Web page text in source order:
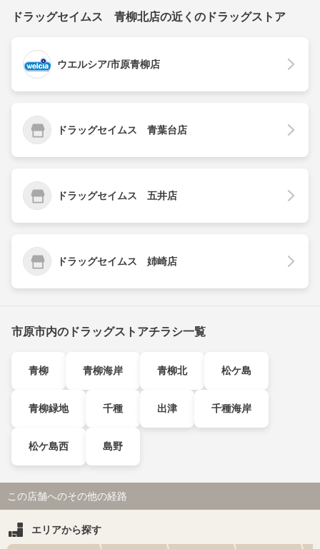
ドラッグセイムス 青柳北店の近くのドラッグストア
ウエルシア/市原青柳店
ドラッグセイムス 青葉台店
ドラッグセイムス 五井店
ドラッグセイムス 姉崎店
市原市内のドラッグストアチラシ一覧
青柳 青柳海岸 青柳北 松ケ島
青柳緑地 千種 出津 千種海岸
松ケ島西 島野
この店舗へのその他の経路
エリアから探す